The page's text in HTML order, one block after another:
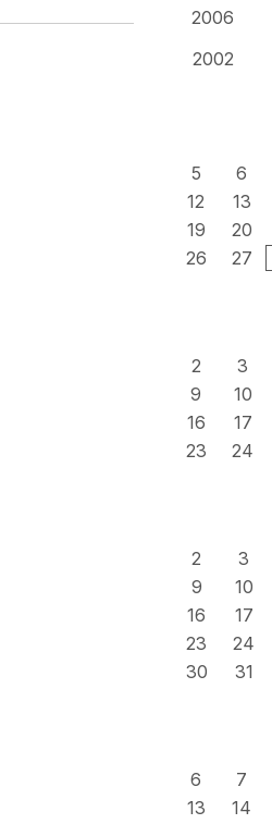
2006
2002
5
6
12
13
19
20
26
27
2
3
9
10
16
17
23
24
2
3
9
10
16
17
23
24
30
31
6
7
13
14